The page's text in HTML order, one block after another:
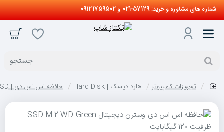
شماره های مشاوره و خرید: 57129-021 و 09121759502
جستجو
تجهیزات کامپیوتر هارد دیسک | Hard Disk حافظه اس اس دی | SSD